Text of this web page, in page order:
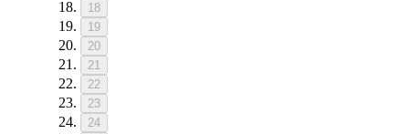
18
19
20
21
22
23
24